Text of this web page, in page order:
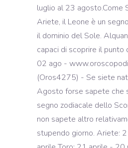
luglio al 23 agosto.Come
Ariete, il Leone è un
il dominio del Sole.
capaci di scoprire il punto
02 ago -
(Oros4275) - Se siete
Agosto forse sapete che
segno zodiacale dello
non sapete altro
stupendo giorno. Ariete: